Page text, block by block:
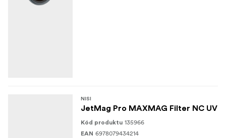
NISI
JetMag Pro MAXMAG Filter NC UV
Kód produktu 135966
EAN 6978079434214